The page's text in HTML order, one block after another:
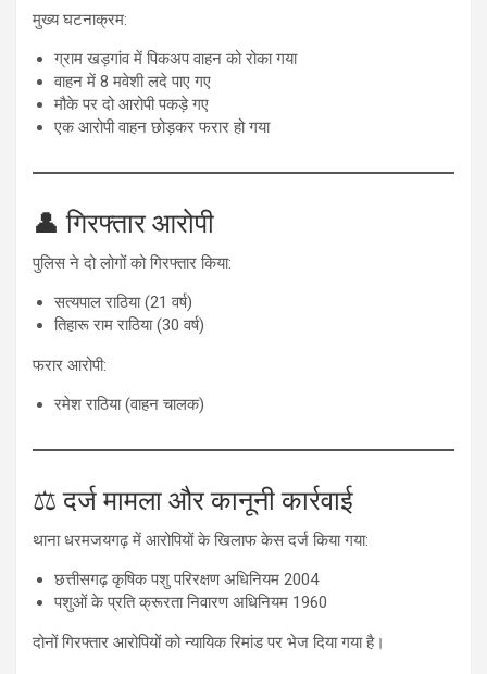
मुख्य घटनाक्रम:
ग्राम खड़गांव में पिकअप वाहन को रोका गया
वाहन में 8 मवेशी लदे पाए गए
मौके पर दो आरोपी पकड़े गए
एक आरोपी वाहन छोड़कर फरार हो गया
👤 गिरफ्तार आरोपी
पुलिस ने दो लोगों को गिरफ्तार किया:
सत्यपाल राठिया (21 वर्ष)
तिहारू राम राठिया (30 वर्ष)
फरार आरोपी:
रमेश राठिया (वाहन चालक)
⚖️ दर्ज मामला और कानूनी कार्रवाई
थाना धरमजयगढ़ में आरोपियों के खिलाफ केस दर्ज किया गया:
छत्तीसगढ़ कृषिक पशु परिरक्षण अधिनियम 2004
पशुओं के प्रति क्रूरता निवारण अधिनियम 1960
दोनों गिरफ्तार आरोपियों को न्यायिक रिमांड पर भेज दिया गया है।